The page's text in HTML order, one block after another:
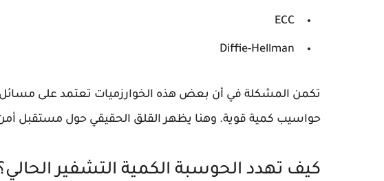
ECC
Diffie-Hellman
تكمن المشكلة في أن بعض هذه الخوارزميات تعتمد على
حواسيب كمية قوية. وهنا يظهر القلق الحقيقي حول مستقبل
كيف تهدد الحوسبة الكمية التشفير